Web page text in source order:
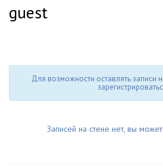
guest
Для возможности оставлять записи
Записей на стене нет, вы